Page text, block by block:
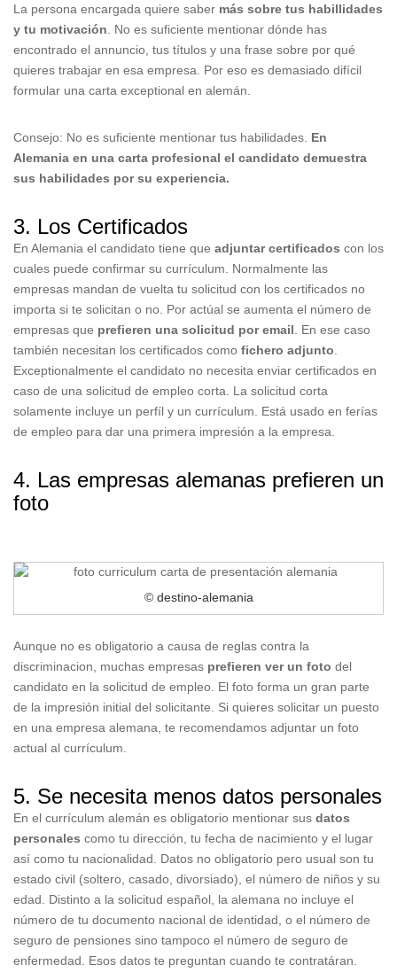
La persona encargada quiere saber más sobre tus habillidades
y tu motivación . No es suficiente mentionar dónde has
encontrado el annuncio, tus títulos y una frase sobre por qué
quieres trabajar en esa empresa. Por eso es demasiado difícil
formular una carta exceptional en alemán.
Consejo: No es suficiente mentionar tus habilidades. En
Alemania en una carta profesional el candidato demuestra
sus habilidades por su experiencia.
3. Los Certificados
En Alemania el candidato tiene que adjuntar certificados con los
cuales puede confirmar su currículum. Normalmente las
empresas mandan de vuelta tu solicitud con los certificados no
importa si te solicitan o no. Por actúal se aumenta el número de
empresas que prefieren una solicitud por email . En ese caso
también necesitan los certificados como fichero adjunto
Exceptionalmente el candidato no necesita enviar certificados en
caso de una solicitud de empleo corta. La solicitud corta
solamente incluye un perfíl y un currículum. Está usado en ferías
de empleo para dar una primera impresión a la empresa.
4. Las empresas alemanas prefieren un
foto
© destino-alemania
Aunque no es obligatorio a causa de reglas contra la
discriminacion, muchas empresas prefieren ver un foto del
candidato en la solicitud de empleo. El foto forma un gran parte
de la impresión initial del solicitante. Si quieres solicitar un puesto
en una empresa alemana, te recomendamos adjuntar un foto
actual al currículum.
5. Se necesita menos datos personales
En el currículum alemán es obligatorio mentionar sus datos
personales como tu dirección, tu fecha de nacimiento y el lugar
así como tu nacionalidad. Datos no obligatorio pero usual son tu
estado civil (soltero, casado, divorsiado), el número de niños y su
edad. Distinto a la solicitud español, la alemana no incluye el
número de tu documento nacional de identidad, o el número de
seguro de pensiones sino tampoco el número de seguro de
enfermedad. Esos datos te preguntan cuando te contratáran.